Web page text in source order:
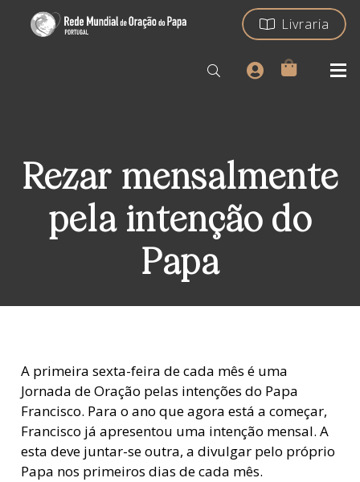
Livraria
Rezar mensalmente
pela intenção do
Papa
A primeira sexta-feira de cada mês é uma
Jornada de Oração pelas intenções do Papa
Francisco. Para o ano que agora está a começar,
Francisco já apresentou uma intenção mensal. A
esta deve juntar-se outra, a divulgar pelo próprio
Papa nos primeiros dias de cada mês.